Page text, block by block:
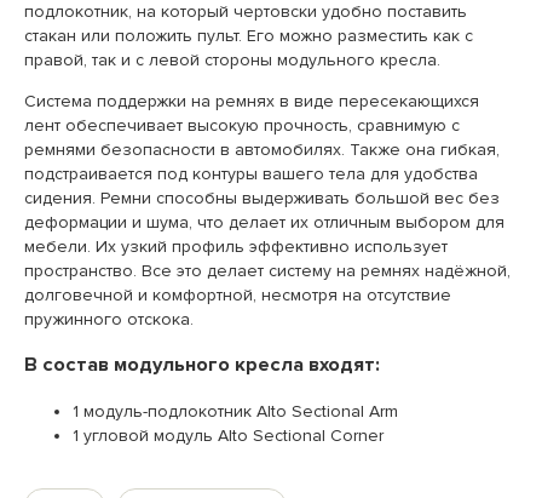
подлокотник, на который чертовски удобно поставить
стакан или положить пульт. Его можно разместить как с
правой, так и с левой стороны модульного кресла.
Система поддержки на ремнях в виде пересекающихся
лент обеспечивает высокую прочность, сравнимую с
ремнями безопасности в автомобилях. Также она гибкая,
подстраивается под контуры вашего тела для удобства
сидения. Ремни способны выдерживать большой вес без
деформации и шума, что делает их отличным выбором для
мебели. Их узкий профиль эффективно использует
пространство. Все это делает систему на ремнях надёжной,
долговечной и комфортной, несмотря на отсутствие
пружинного отскока.
В состав модульного кресла входят:
1 модуль-подлокотник Alto Sectional Arm
1 угловой модуль Alto Sectional Corner